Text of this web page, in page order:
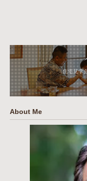
About Me